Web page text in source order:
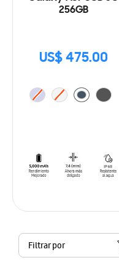
256GB
US$ 475.00
Filtrar por